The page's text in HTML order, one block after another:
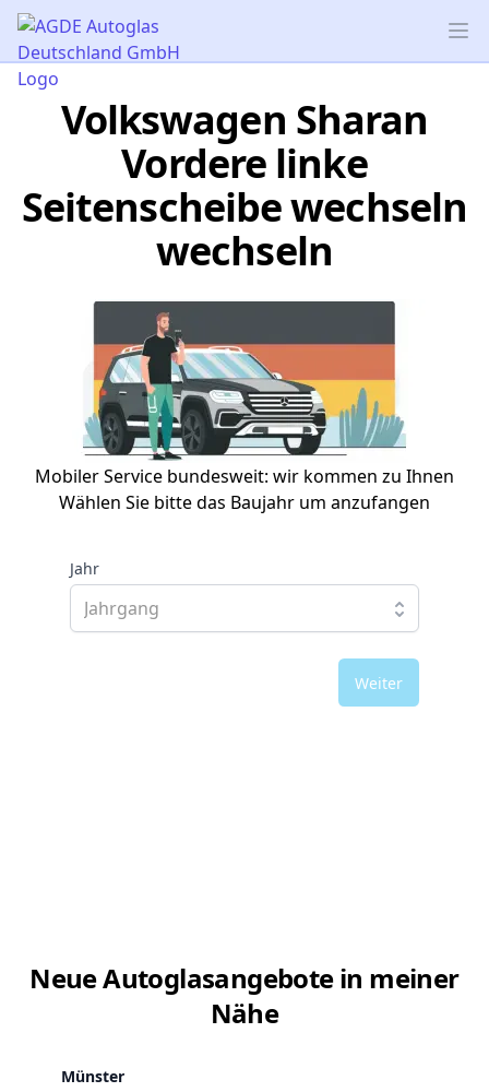
AGDE Autoglas Deutschland GmbH
Volkswagen Sharan
Vordere linke
Seitenscheibe wechseln
wechseln
Mobiler Service bundesweit: wir kommen zu Ihnen
Wählen Sie bitte das Baujahr um anzufangen
Jahr
Weiter
Neue Autoglasangebote in meiner
Nähe
Münster